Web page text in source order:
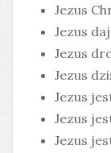
Jezus
Jezus
Jezus
Jezus
Jezus
Jezus
Jezus